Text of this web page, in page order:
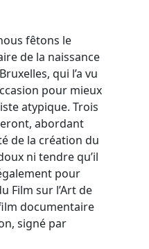
fêtons le
de la naissance
qui l’a vu
pour mieux
atypique. Trois
abordant
de la création du
ni tendre qu’il
pour
Film sur l’Art de
documentaire
signé par